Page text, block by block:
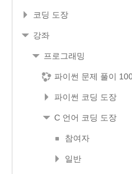
코딩 도장
강좌
프로그래밍
파이썬 문제 풀이
파이썬 코딩 도장
C 언어 코딩 도장
참여자
일반